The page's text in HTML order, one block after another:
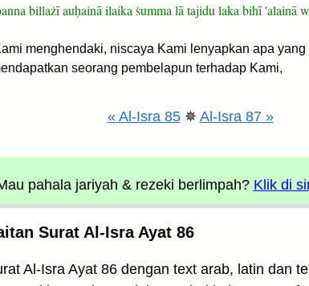
billażī auḥainā ilaika ṡumma lā tajidu laka bihī 'alainā
menghendaki, niscaya Kami lenyapkan apa
seorang pembelapun terhadap Kami,
« Al-Isra 85✵ Al-Isra 87 »
pahala jariyah & rezeki berlimpah? Klik di
Surat Al-Isra Ayat 86
Al-Isra Ayat 86 dengan text arab, latin dan